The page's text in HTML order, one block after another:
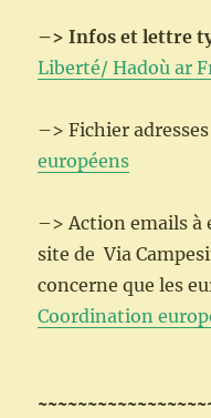
–> Infos et lettre
Liberté/ Hadoù ar
–> Fichier
européens
–> Action emails à
site de Via
concerne que les
Coordination